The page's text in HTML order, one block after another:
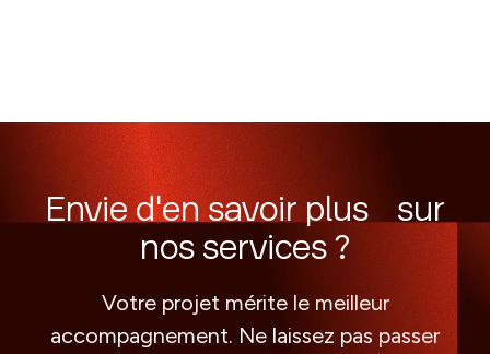
Envie d'en savoir plus sur
nos services ?
Votre projet mérite le meilleur
accompagnement. Ne laissez pas passer